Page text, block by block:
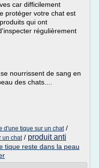
car difficilement
protéger votre chat est
qui ont
régulièrement
nourrissent de sang en
des chats....
d'une tique sur un chat/
un chat/ produit anti
tique reste dans la peau